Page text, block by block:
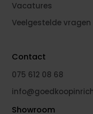
Vacatures
Veelgestelde vragen
Contact
075 612 08 68
Showroom